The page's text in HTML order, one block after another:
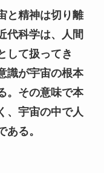
と精神は切り離
代科学は、人間
して扱ってき
識が宇宙の根本
。その意味で本
、宇宙の中で人
ある。